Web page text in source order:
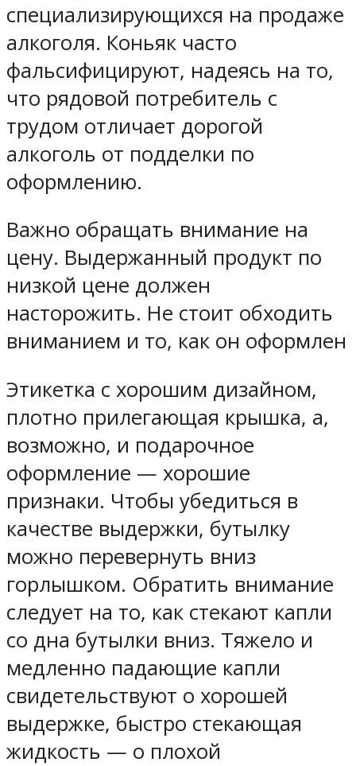
специализирующихся на продаже
алкоголя. Коньяк часто
фальсифицируют, надеясь на то,
что рядовой потребитель с
трудом отличает дорогой
алкоголь от подделки по
оформлению.
Важно обращать внимание на
цену. Выдержанный продукт по
низкой цене должен
насторожить. Не стоит обходить
вниманием и то, как он оформлен
Этикетка с хорошим дизайном,
плотно прилегающая крышка, а,
возможно, и подарочное
оформление — хорошие
признаки. Чтобы убедиться в
качестве выдержки, бутылку
можно перевернуть вниз
горлышком. Обратить внимание
следует на то, как стекают капли
со дна бутылки вниз. Тяжело и
медленно падающие капли
свидетельствуют о хорошей
выдержке, быстро стекающая
жидкость — о плохой